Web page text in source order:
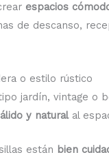
espacios
de descanso,
o estilo rústico
jardín, vintage o
y naturalal
están bien